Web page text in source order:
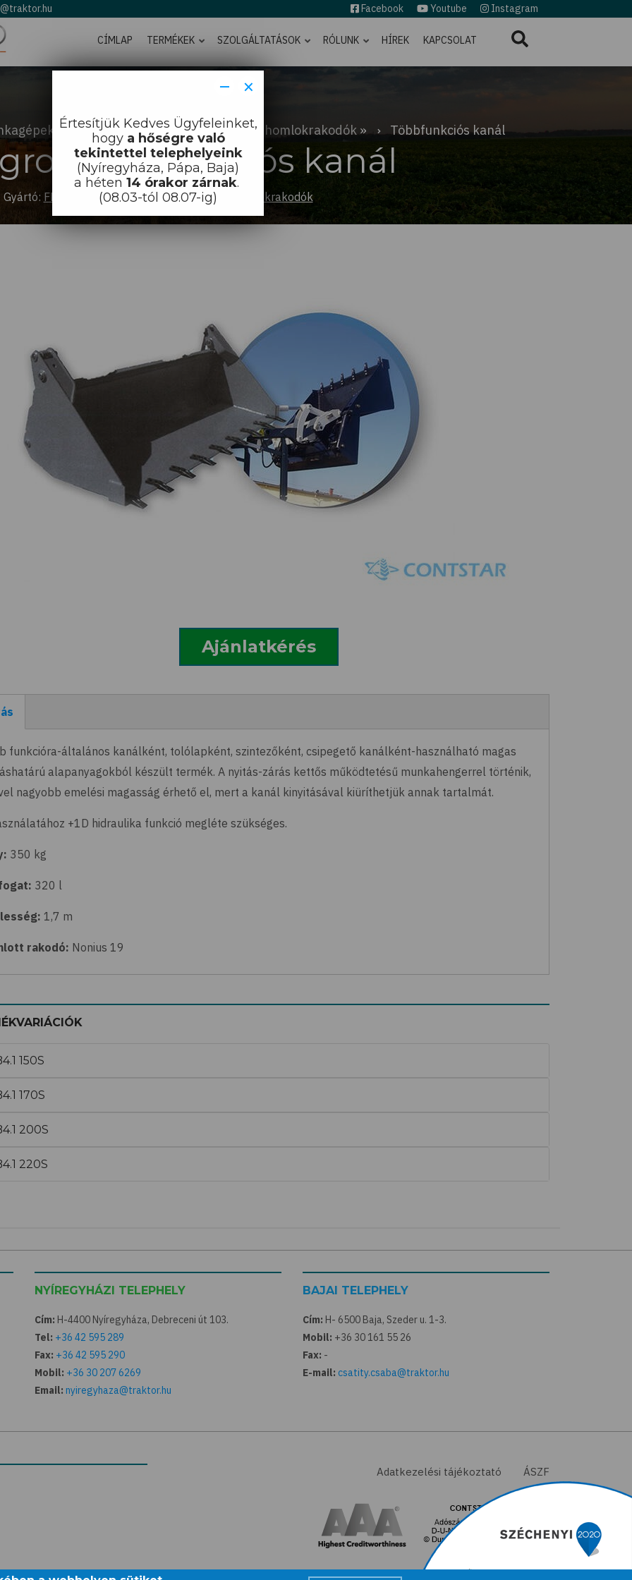
Facebook Youtube Instagram
CÍMLAP TERMÉKEK SZOLGÁLTATÁSOK RÓLUNK HÍREK KAPCSOLAT
Homlokrakodók FF-Agro homlokrakodók Többfunkciós kanál
Többfunkciós kanál
Gyártó: FF-Agro Termékkategória:FF-Agro homlokrakodók
Ajánlatkérés
funkcióra-általános kanálként, tolólapként, szintezőként, csipegető kanálként-használható magas
alapanyagokból készült termék. A nyitás-zárás kettős működtetésű munkahengerrel történik,
nagyobb emelési magasság érhető el, mert a kanál kinyitásával kiüríthetjük annak tartalmát.
+1D hidraulika funkció megléte szükséges.
350 kg
320 l
1,7 m
rakodó: Nonius 19
150S
170S
200S
220S
×
−
Értesítjük Kedves Ügyfeleinket,
hogy a hőségre való
tekintettel telephelyeink
(Nyíregyháza, Pápa, Baja)
a héten 14 órakor zárnak.
(08.03-tól 08.07-ig)
NYÍREGYHÁZI TELEPHELY
Cím: H-4400 Nyíregyháza, Debreceni út 103.
Tel: +36 42 595 289
Fax: +36 42 595 290
Mobil: +36 30 207 6269
Email: nyiregyhaza@traktor.hu
BAJAI TELEPHELY
Cím: H- 6500 Baja, Szeder u. 1-3.
Mobil: +36 30 161 55 26
Fax: -
E-mail: csatity.csaba@traktor.hu
Adatkezelési tájékoztató ÁSZF